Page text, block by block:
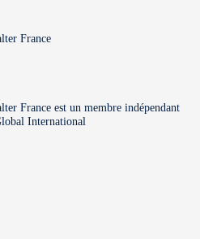
France
France est un membre indépendant
International